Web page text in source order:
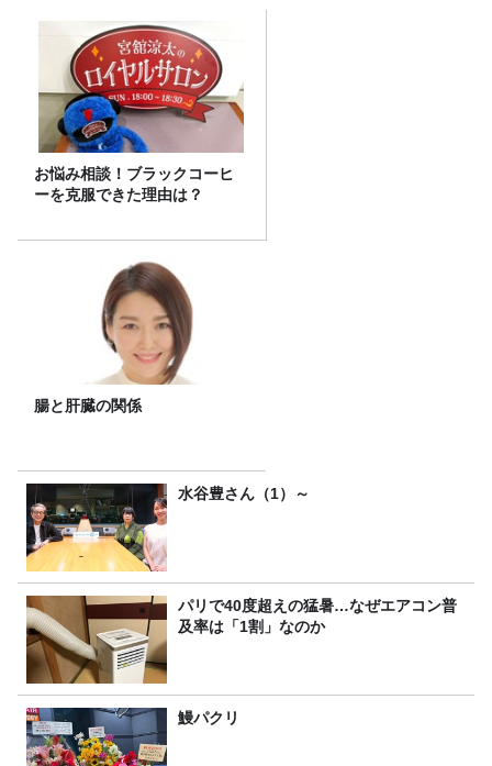
お悩み相談！ブラックコーヒ
ーを克服できた理由は？
腸と肝臓の関係
水谷豊さん（1）～
パリで40度超えの猛暑…なぜエアコン普
及率は「1割」なのか
鰻パクリ